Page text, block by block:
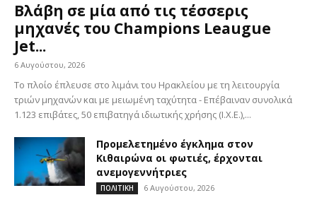
Βλάβη σε μία από τις τέσσερις
μηχανές του Champions Leaugue
Jet...
6 Αυγούστου, 2026
Το πλοίο έπλευσε στο λιμάνι του Ηρακλείου με τη λειτουργία
τριών μηχανών και με μειωμένη ταχύτητα - Επέβαιναν συνολικά
1.123 επιβάτες, 50 επιβατηγά ιδιωτικής χρήσης (Ι.Χ.Ε.),...
Προμελετημένο έγκλημα στον
Κιθαιρώνα οι φωτιές, έρχονται
ανεμογεννήτριες
ΠΟΛΙΤΙΚΗ 6 Αυγούστου, 2026